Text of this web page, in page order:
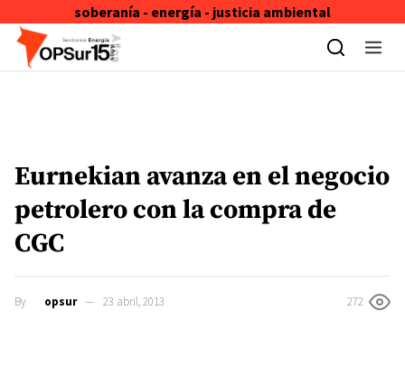
soberanía - energía - justicia ambiental
Skip to content
Eurnekian avanza en el negocio
petrolero con la compra de
CGC
By opsur 23 abril, 2013 272